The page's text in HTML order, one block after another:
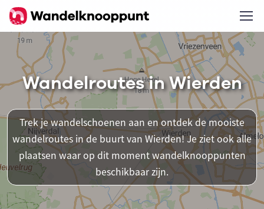
Wandelroutes in Wierden
Trek je wandelschoenen aan en ontdek de mooiste
wandelroutes in de buurt van Wierden! Je ziet ook alle
plaatsen waar op dit moment wandelknooppunten
beschikbaar zijn.